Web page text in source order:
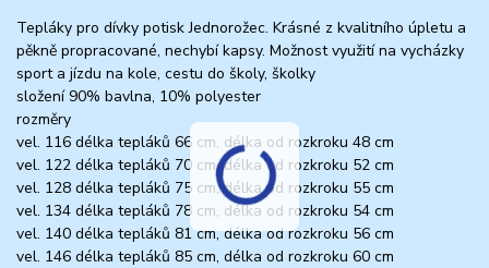
Tepláky pro dívky potisk Jednorožec. Krásné z kvalitního úpletu a
pěkně propracované, nechybí kapsy. Možnost využití na vycházky
sport a jízdu na kole, cestu do školy, školky
složení 90% bavlna, 10% polyester
rozměry
vel. 116 délka tepláků 66 cm, délka od rozkroku 48 cm
vel. 122 délka tepláků 70 cm, délka od rozkroku 52 cm
vel. 128 délka tepláků 75 cm, délka od rozkroku 55 cm
vel. 134 délka tepláků 78 cm, délka od rozkroku 54 cm
vel. 140 délka tepláků 81 cm, délka od rozkroku 56 cm
vel. 146 délka tepláků 85 cm, délka od rozkroku 60 cm